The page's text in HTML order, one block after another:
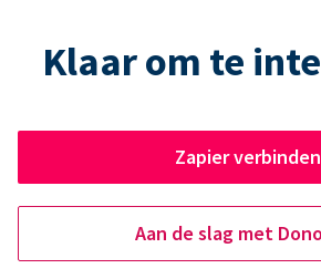
Klaar om te
Zapier verbinden
Aan de slag met